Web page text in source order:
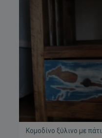
Κομοδίνο ξύλινο με